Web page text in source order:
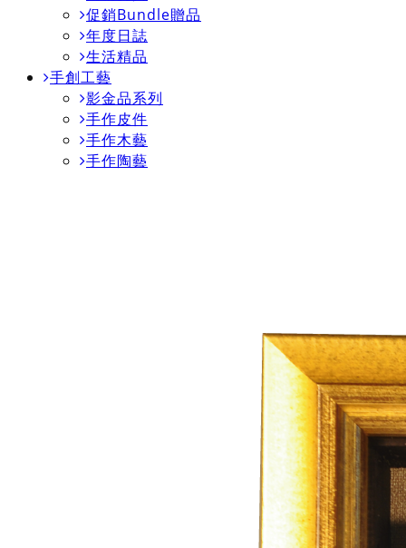
促銷Bundle贈品
年度日誌
生活精品
手創工藝
影金品系列
手作皮件
手作木藝
手作陶藝